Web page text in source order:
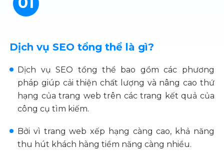
Dịch vụ SEO tổng thể là gì?
Dịch vụ SEO tổng thể bao gồm các phương
pháp giúp cải thiện chất lượng và nâng cao thứ
hạng của trang web trên các trang kết quả của
công cụ tìm kiếm.
Bởi vì trang web xếp hạng càng cao, khả năng
thu hút khách hàng tiềm năng càng nhiều.